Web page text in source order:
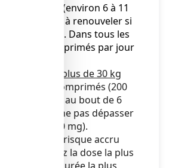
(environ 6 à 11
(200 mg), à renouveler si
de 6 heures. Dans tous les
3 comprimés par jour
et l'enfant de plus de 30 kg
ans): 1 à 2 comprimés (200
si besoin au bout de 6
tous les cas, ne pas dépasser
par jour (1200 mg).
un risque accru
utilisez la dose la plus